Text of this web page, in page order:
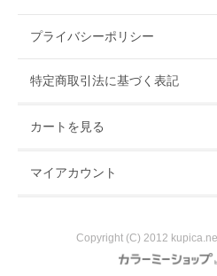
プライバシーポリシー
特定商取引法に基づく表記
カートを見る
マイアカウント
Copyright (C) 2012